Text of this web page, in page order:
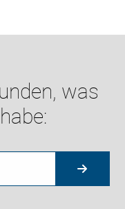
was